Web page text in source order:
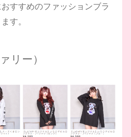
すすめのファッションブラ
す。
リー）